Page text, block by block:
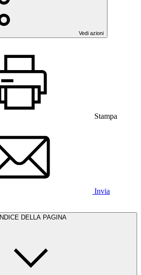
Vedi azioni
Stampa
Invia
INDICE DELLA PAGINA